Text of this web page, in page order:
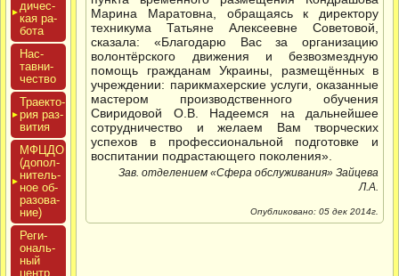
дичес­
кая ра­
бота
Нас­
тавни­
чес­тво
Тра­ек­то­
рия раз­
ви­тия
МФЦДО
(до­пол­
ни­тель­
ное об­
ра­зова­
ние)
Реги­
ональ­
ный
центр
Марина Маратовна, обращаясь к директору
техникума Татьяне Алексеевне Советовой,
сказала: «Благодарю Вас за организацию
волонтёрского движения и безвозмездную
помощь гражданам Украины, размещённых в
учреждении: парикмахерские услуги, оказанные
мастером производственного обучения
Свиридовой О.В. Надеемся на дальнейшее
сотрудничество и желаем Вам творческих
успехов в профессиональной подготовке и
воспитании подрастающего поколения».
Зав. отделением «Сфера обслуживания» Зайцева
Л.А.
Опубликовано: 05 дек 2014г.